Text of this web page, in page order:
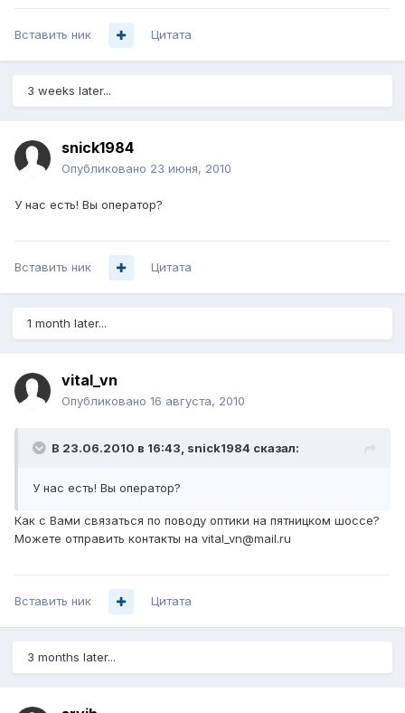
Вставить ник Цитата
3 weeks later...
snick1984
Опубликовано 23 июня, 2010
У нас есть! Вы оператор?
Вставить ник Цитата
1 month later...
vital_vn
Опубликовано 16 августа, 2010
В 23.06.2010 в 16:43, snick1984 сказал:
У нас есть! Вы оператор?
Как с Вами связаться по поводу оптики на пятницком шоссе?
Можете отправить контакты на vital_vn@mail.ru
Вставить ник Цитата
3 months later...